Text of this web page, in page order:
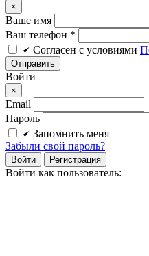
×
Ваше имя
Ваш телефон *
Cогласен c условиями
Войти
×
Email
Пароль
Запомнить меня
Забыли свой пароль?
Войти Регистрация
Войти как пользователь: